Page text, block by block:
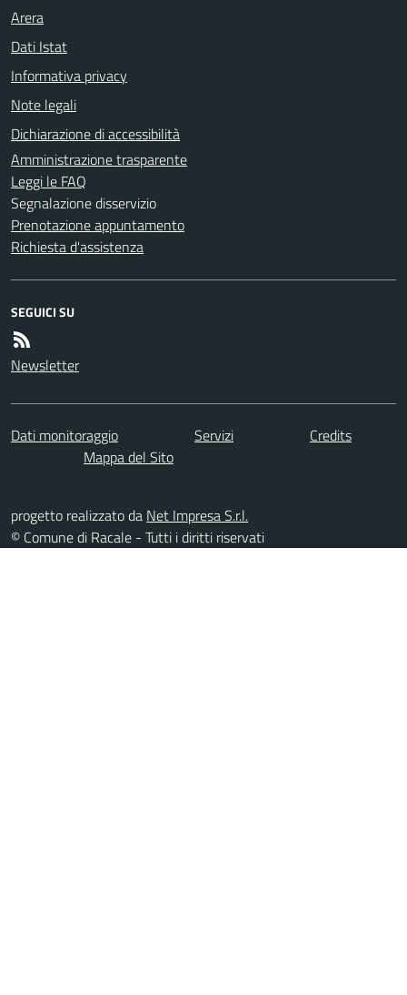
Arera
Dati Istat
Informativa privacy
Note legali
Dichiarazione di accessibilità
Amministrazione trasparente
Leggi le FAQ
Segnalazione disservizio
Prenotazione appuntamento
Richiesta d'assistenza
SEGUICI SU
Newsletter
Dati monitoraggio Servizi
Credits
Mappa del Sito
progetto realizzato da Net Impresa S.r.l.
© Comune di Racale - Tutti i diritti riservati